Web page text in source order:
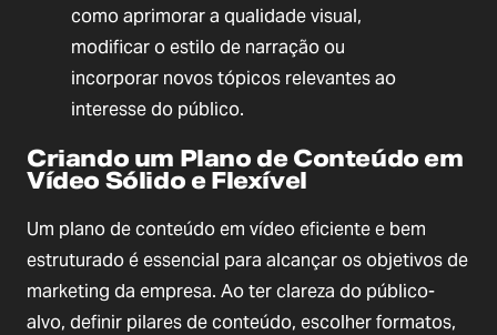
como aprimorar a qualidade visual,
modificar o estilo de narração ou
incorporar novos tópicos relevantes ao
interesse do público.
Criando um Plano de Conteúdo em
Vídeo Sólido e Flexível
Um plano de conteúdo em vídeo eficiente e bem
estruturado é essencial para alcançar os objetivos de
marketing da empresa. Ao ter clareza do público-
alvo, definir pilares de conteúdo, escolher formatos,